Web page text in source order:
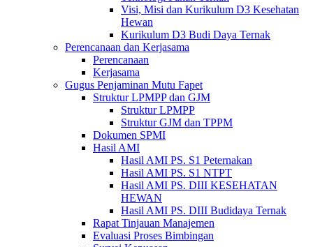
Visi, Misi dan Kurikulum D3 Kesehatan
Hewan
Kurikulum D3 Budi Daya Ternak
Perencanaan dan Kerjasama
Perencanaan
Kerjasama
Gugus Penjaminan Mutu Fapet
Struktur LPMPP dan GJM
Struktur LPMPP
Struktur GJM dan TPPM
Dokumen SPMI
Hasil AMI
Hasil AMI PS. S1 Peternakan
Hasil AMI PS. S1 NTPT
Hasil AMI PS. DIII KESEHATAN
HEWAN
Hasil AMI PS. DIII Budidaya Ternak
Rapat Tinjauan Manajemen
Evaluasi Proses Bimbingan